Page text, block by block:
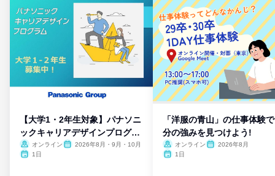
【大学1・2年生対象】パナソニ
ックキャリアデザインプログラ
ム
オンライン
2026年8月・9月・10月
1日
「洋服の青山」の仕事体験
分の強みを見つけよう!
オンライン
2026年8月
1日